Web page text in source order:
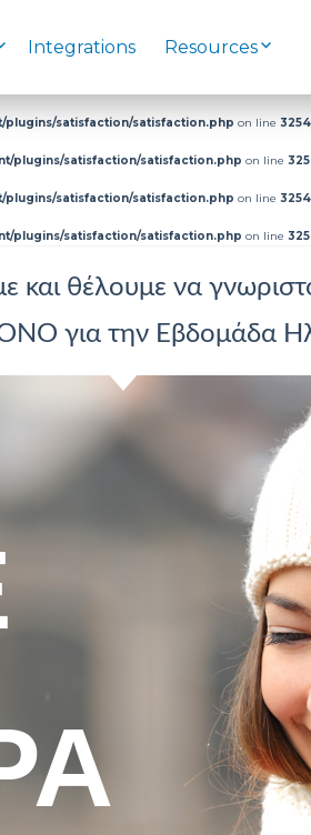
Integrations Resources
satisfaction/satisfaction.php on line 3254
plugins/satisfaction/satisfaction.php on line
satisfaction/satisfaction.php on line 3254
plugins/satisfaction/satisfaction.php on line
και θέλουμε να
για την Εβδομάδα